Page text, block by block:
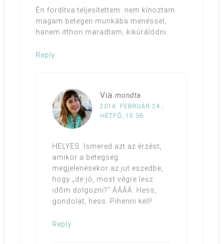
Én fordítva teljesítettem: nem kínoztam
magam betegen munkába menéssel,
hanem itthon maradtam, kikúrálódni.
Reply
Via mondta
2014. FEBRUÁR 24.,
HÉTFŐ, 15:36
HELYES. Ismered azt az érzést,
amikor a betegség
megjelenésekor az jut eszedbe,
hogy „de jó, most végre lesz
időm dolgozni?” ÁÁÁÁ. Hess,
gondolat, hess. Pihenni kell!
Reply